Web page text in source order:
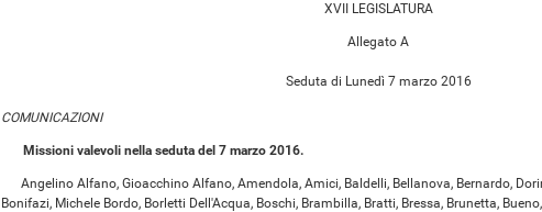
XVII LEGISLATURA
Allegato A
Seduta di Lunedì 7 marzo 2016
COMUNICAZIONI
Missioni valevoli nella seduta del 7 marzo 2016.
Angelino Alfano, Gioacchino Alfano, Amendola, Amici, Baldelli, Bellanova, Bernardo,
Bonifazi, Michele Bordo, Borletti Dell'Acqua, Boschi, Brambilla, Bratti, Bressa, Brunetta,